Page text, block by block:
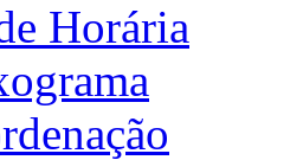
Horária